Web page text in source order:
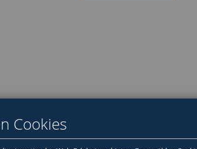
Cookies